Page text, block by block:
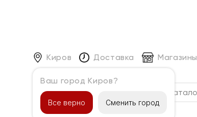
Киров
Ваш город Киров?
Все верно Сменить город
Доставка Магазины
Каталог